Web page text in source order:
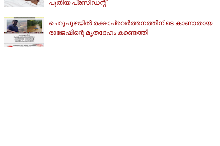
പുതിയ പ്രസിഡന്റ്
ചെറുപുഴയിൽ രക്ഷാപ്രവർത്തനത്തിനിടെ കാണാതായ
രാജേഷിന്റെ മൃതദേഹം കണ്ടെത്തി